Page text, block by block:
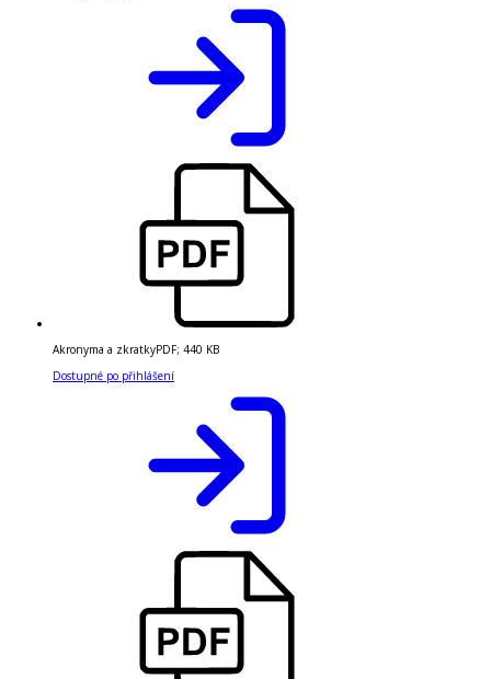
Akronyma a zkratkyPDF; 440 KB
Dostupné po přihlášení